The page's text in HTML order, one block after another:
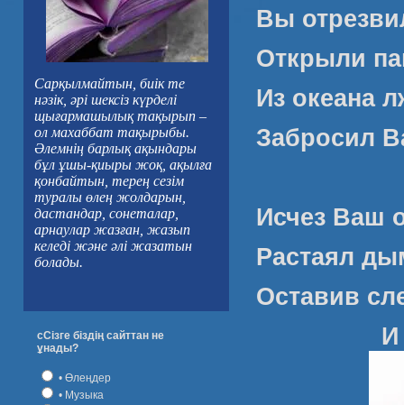
Сарқылмайтын, биік те
нәзік, әрі шексіз күрделі
щығармашылық тақырып –
ол махаббат тақырыбы.
Әлемнің барлық ақындары
бұл ұшы-қиыры жоқ, ақылға
қонбайтын, терең сезім
туралы өлең жолдарын,
дастандар, сонеталар,
арнаулар жазған, жазып
келеді және әлі жазатын
болады.
сСізге біздің сайттан не
ұнады?
• Өлеңдер
• Музыка
Вы
Открыли
Из океана
Забросил
Исчез Ваш
Растаял
Оставив
И